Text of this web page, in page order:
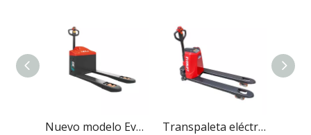
Transpaleta eléctrica con batería de litio Everlift de 1,5 toneladas y 2 toneladas de altura de elevación de 200 mm Controlador eléctrico ELEP-20B de la CA del motor de CA de la transpaleta eléctrica de Everlift 2Ton 2000kg